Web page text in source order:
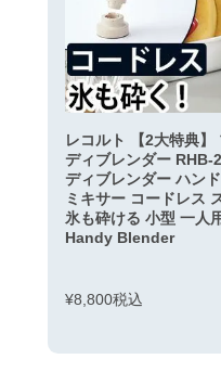
レコルト 【2大特典
ディブレンダー RHB-
ディブレンダー ハン
ミキサー コードレス
氷も砕ける 小型 一
Handy Blender
¥8,800税込